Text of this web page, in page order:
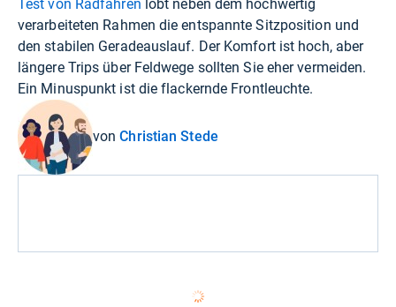
Test von Radfahren lobt neben dem hochwertig
verarbeiteten Rahmen die entspannte Sitzposition und
den stabilen Geradeauslauf. Der Komfort ist hoch, aber
längere Trips über Feldwege sollten Sie eher vermeiden.
Ein Minuspunkt ist die flackernde Frontleuchte.
vonChristian Stede